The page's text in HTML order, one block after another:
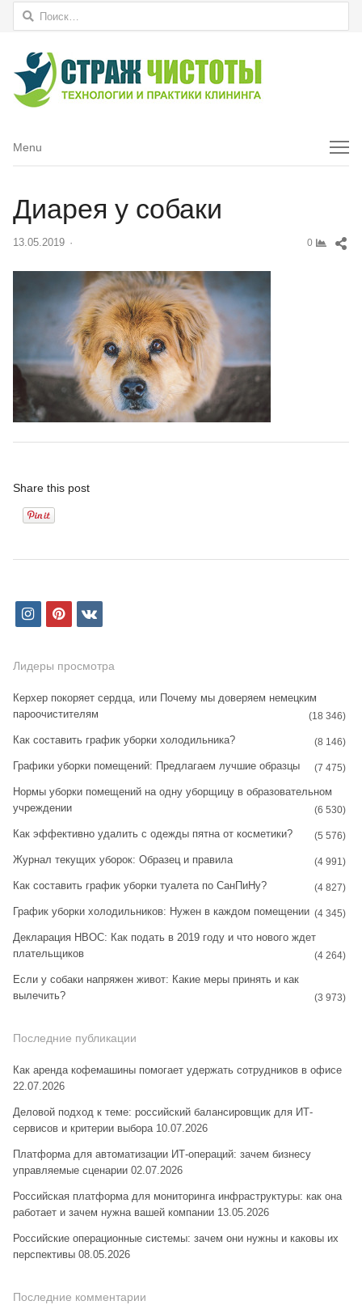
Найти:
Menu
Menu
Диарея у собаки
13.05.2019 0
Share this post
i
s
a
g
r
a
p
n
e
r
e
s
v
Лидеры просмотра
Керхер покоряет сердца, или Почему мы доверяем немецким
пароочистителям
(18 346)
Как составить график уборки холодильника? (8 146)
Графики уборки помещений: Предлагаем лучшие образцы (7 475)
Нормы уборки помещений на одну уборщицу в образовательном
учреждении
(6 530)
Как эффективно удалить с одежды пятна от косметики? (5 576)
Журнал текущих уборок: Образец и правила (4 991)
Как составить график уборки туалета по СанПиНу? (4 827)
График уборки холодильников: Нужен в каждом помещении (4 345)
Декларация НВОС: Как подать в 2019 году и что нового ждет
плательщиков
(4 264)
Если у собаки напряжен живот: Какие меры принять и как
вылечить?
(3 973)
Последние публикации
Как аренда кофемашины помогает удержать сотрудников в офисе
22.07.2026
Деловой подход к теме: российский балансировщик для ИТ-
сервисов и критерии выбора 10.07.2026
Платформа для автоматизации ИТ-операций: зачем бизнесу
управляемые сценарии 02.07.2026
Российская платформа для мониторинга инфраструктуры: как она
работает и зачем нужна вашей компании 13.05.2026
Российские операционные системы: зачем они нужны и каковы их
перспективы 08.05.2026
Последние комментарии